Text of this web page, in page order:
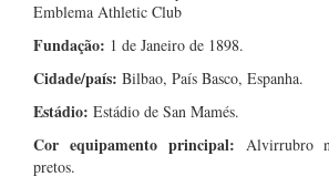
Emblema Athletic Club
Fundação: 1 de Janeiro de 1898.
Cidade/país: Bilbao, País Basco, Espanha.
Estádio: Estádio de San Mamés.
Cor equipamento principal: Alvirrubro
pretos.